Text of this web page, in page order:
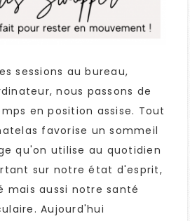
sessions au bureau,
nous passons de
en position assise. Tout
favorise un sommeil
qu'on utilise au quotidien
sur notre état d'esprit,
mais aussi notre santé
Aujourd'hui